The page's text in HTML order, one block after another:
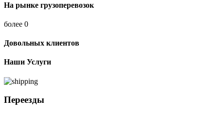
На рынке грузоперевозок
более 0
Довольных клиентов
Наши Услуги
Переезды